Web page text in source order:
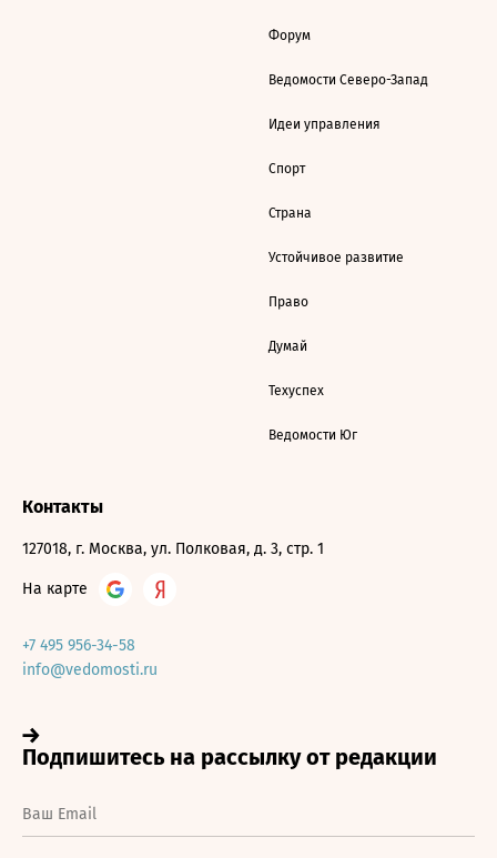
Форум
Ведомости Северо-Запад
Идеи управления
Спорт
Страна
Устойчивое развитие
Право
Думай
Техуспех
Ведомости Юг
Контакты
127018, г. Москва, ул. Полковая, д. 3, стр. 1
На карте
+7 495 956-34-58
info@vedomosti.ru